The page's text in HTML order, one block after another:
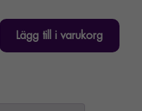
Lägg till i varukorg